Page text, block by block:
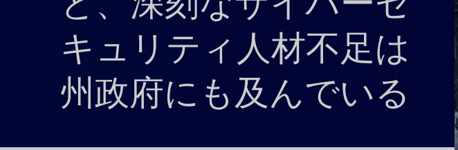
すべて見る
EDRアラー
産業別
Swimlaneは、あらゆる業界のお客様のセキ
ュリティ運用の向上を支援します。
無限の統合、AI、ローコード・プレイブッ
ク、ケース管理、ダッシュボード、レポー
ティングを完備した強力なAI自動化プラッ
トフォーム。.
スイムレーンROI計算機
Swimlaneを使った貯
蓄額の計算
キュリティ人材不足は
州政府にも及んでいる